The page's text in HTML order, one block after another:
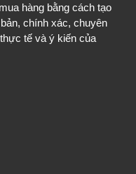
hàng bằng cách tạo
chính xác, chuyên
tế và ý kiến của